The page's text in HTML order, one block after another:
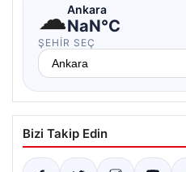
☁Ankara
NaN°C
ŞEHIR SEÇ
Bizi Takip Edin